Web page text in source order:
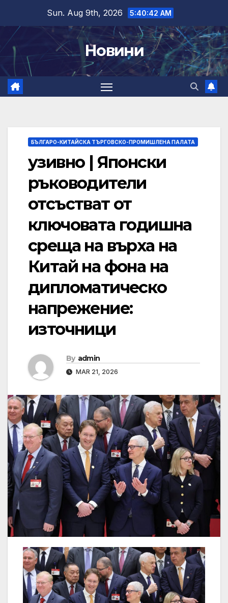
content
Sun. Aug 9th, 2026 5:40:43 AM
Новини
БЪЛГАРО-КИТАЙСКА ТЪРГОВСКО-ПРОМИШЛЕНА ПАЛАТА
узивно | Японски
ръководители
отсъстват от
ключовата годишна
среща на върха на
Китай на фона на
дипломатическо
напрежение:
източници
By admin
MAR 21, 2026